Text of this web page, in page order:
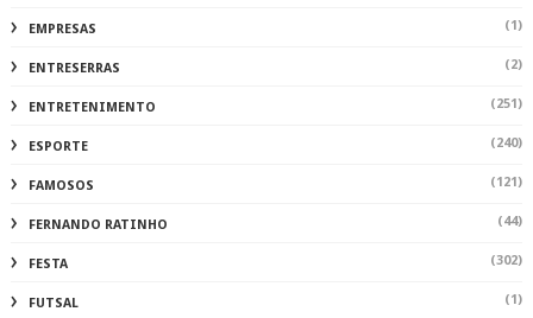
EMPRESAS (1)
ENTRESERRAS (2)
ENTRETENIMENTO (251)
ESPORTE (240)
FAMOSOS (121)
FERNANDO RATINHO (44)
FESTA (302)
FUTSAL (1)